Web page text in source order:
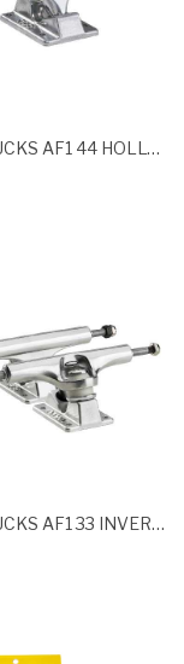
ACE TRUCKS AF1 44 HOLLOW Polished
ACE TRUCKS AF1 33 INVERTED HOLLOWED Polished